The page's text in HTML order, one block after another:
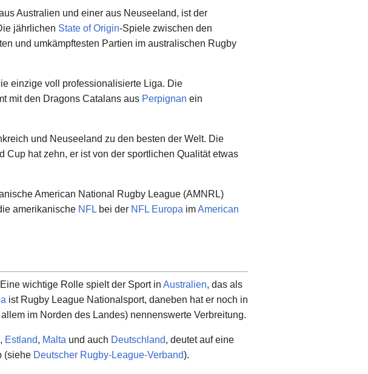
Australien und einer aus Neuseeland, ist der
jährlichen State of Origin-Spiele zwischen den
und umkämpftesten Partien im australischen Rugby
einzige voll professionalisierte Liga. Die
mit den Dragons Catalans aus Perpignan ein
und Neuseeland zu den besten der Welt. Die
Cup hat zehn, er ist von der sportlichen Qualität etwas
American National Rugby League (AMNRL)
amerikanische NFL bei der NFL Europa imAmerican
wichtige Rolle spielt der Sport in Australien, das als
ist Rugby League Nationalsport, daneben hat er noch in
allem im Norden des Landes) nennenswerte Verbreitung.
, Estland, Malta und auch Deutschland, deutet auf eine
(siehe Deutscher Rugby-League-Verband).